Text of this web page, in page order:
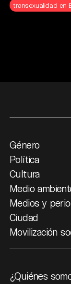
transexualidad en
Género
Política
Cultura
Medio
Medios y
Ciudad
Movilización
¿Quiénes